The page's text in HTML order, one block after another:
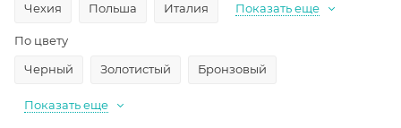
Чехия
Польша Италия Показать еще
По цвету
Черный
Золотистый Бронзовый
Показать еще